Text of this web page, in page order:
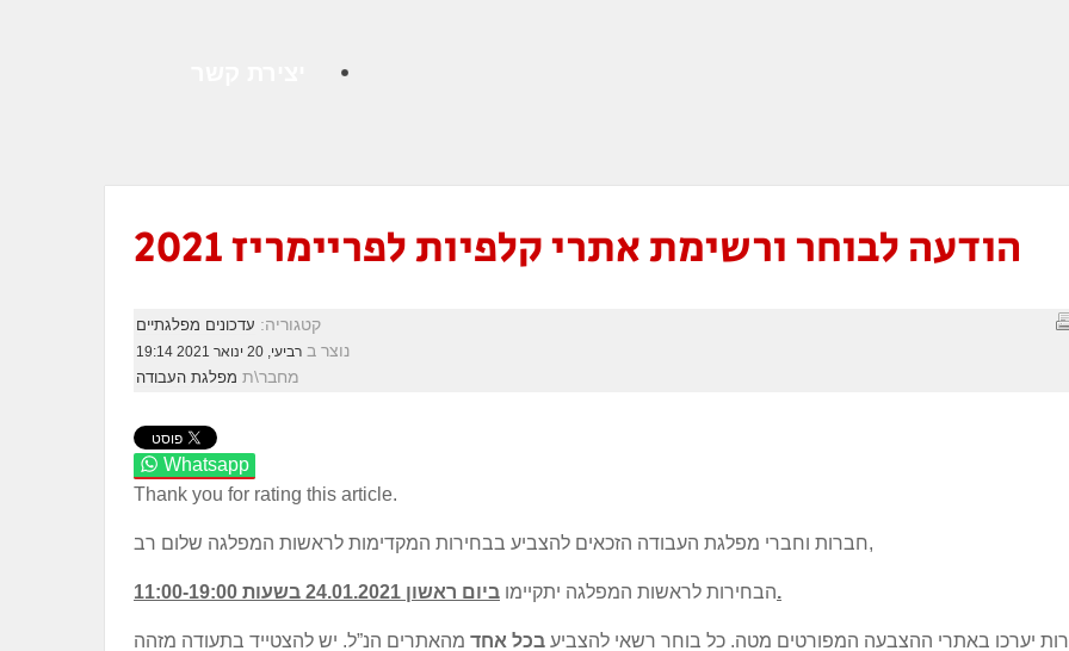
הודעה לבוחר ורשימת אתרי קלפיות לפריימריז 2021
קטגוריה: עדכונים מפלגתיים
נוצר ב רביעי, 20 ינואר 2021 19:14
מחבר\ת מפלגת העבודה
Whatsapp
Thank you for rating this article.
חברות וחברי מפלגת העבודה הזכאים להצביע בבחירות המקדימות לראשות המפלגה שלום רב,
הבחירות לראשות המפלגה יתקיימוביום ראשון 24.01.2021 בשעות 11:00-19:00.
יערכו באתרי ההצבעה המפורטים מטה. כל בוחר רשאי להצביע בכל אחד